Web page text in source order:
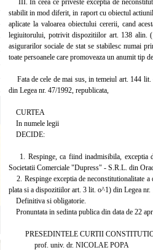
stabilit in mod diferit, in raport cu obiectul
aplicate la valoarea obiectului cererii, cand
legiuitorului, potrivit dispozitiilor art. 138 alin.
asigurarilor sociale de stat se stabilesc numai
toate persoanele care promoveaza un anumit tip
Fata de cele de mai sus, in temeiul art. 144
din Legea nr. 47/1992, republicata,
CURTEA
In numele legii
DECIDE:
1. Respinge, ca fiind inadmisibila, exceptia
Societatii Comerciale "Dupress" - S.R.L. din
2. Respinge exceptia de neconstitutionalitate
plata si a dispozitiilor art. 3 lit. o^1) din Legea nr.
Definitiva si obligatorie.
Pronuntata in sedinta publica din data de 22
PRESEDINTELE CURTII
prof. univ. dr. NICOLAE POPA